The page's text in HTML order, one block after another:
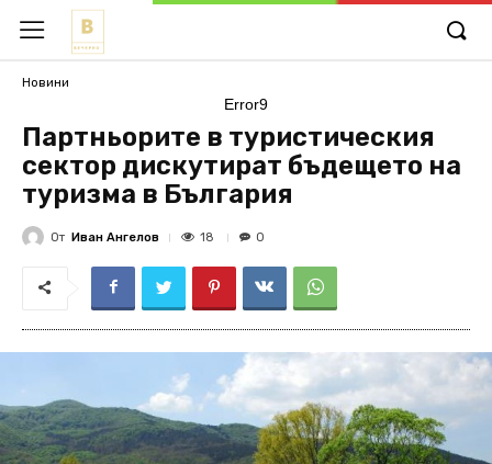
Новини
Error9
Партньорите в туристическия
сектор дискутират бъдещето на
туризма в България
От Иван Ангелов 18 0